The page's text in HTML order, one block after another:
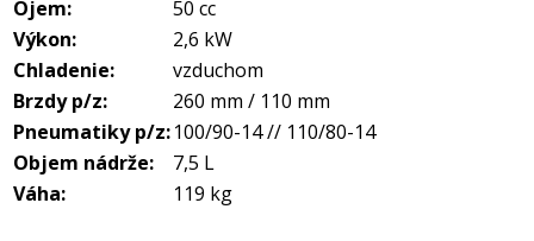
Ojem:
50 cc
Výkon:
2,6 kW
Chladenie:
vzduchom
Brzdy p/z:
260 mm / 110 mm
Pneumatiky p/z:100/90-14 // 110/80-14
Objem nádrže:
7,5 L
Váha:
119 kg